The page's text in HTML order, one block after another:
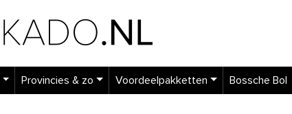
Provincies & zo Voordeelpakketten Bossche Bol